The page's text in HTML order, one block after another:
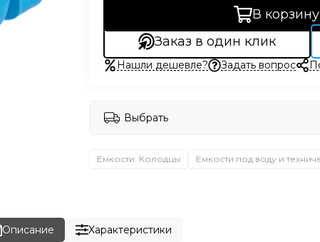
В корзину
Заказ в один клик
Нашли дешевле? Задать вопрос
Выбрать
Емкости. Колодцы Емкости под воду и
Описание Характеристики